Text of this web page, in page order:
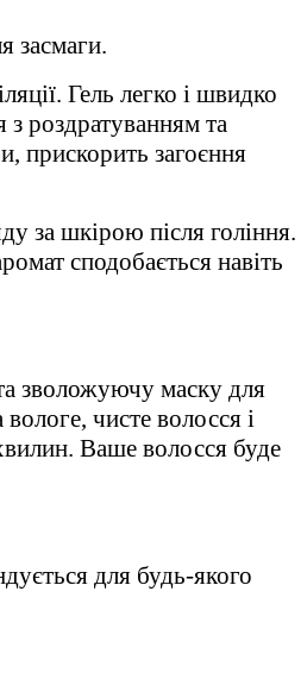
засмаги.
Гель легко і швидко
з роздратуванням та
прискорить загоєння
за шкірою після гоління.
сподобається навіть
зволожуючу маску для
чисте волосся і
Ваше волосся буде
для будь-якого